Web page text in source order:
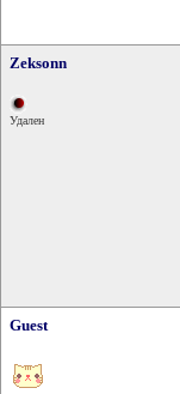
Zeksonn
Удален
Guest